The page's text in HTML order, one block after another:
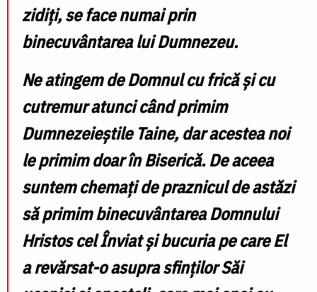
zidiți, se face numai prin
binecuvântarea lui Dumnezeu.
Ne atingem de Domnul cu frică și cu
cutremur atunci când primim
Dumnezeieștile Taine, dar acestea noi
le primim doar în Biserică. De aceea
suntem chemați de praznicul de astăzi
să primim binecuvântarea Domnului
Hristos cel Înviat și bucuria pe care El
a revărsat-o asupra sfinților Săi